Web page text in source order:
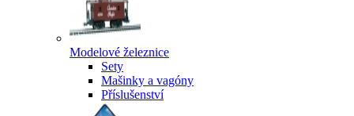
Modelové železnice
Sety
Mašinky a vagóny
Příslušenství